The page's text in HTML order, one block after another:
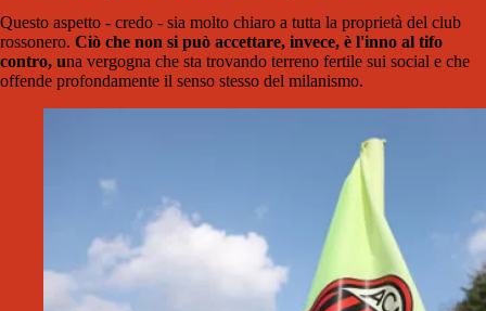
Questo aspetto - credo - sia molto chiaro a tutta la proprietà del club
rossonero. Ciò che non si può accettare, invece, è l'inno al tifo
contro, una vergogna che sta trovando terreno fertile sui social e che
offende profondamente il senso stesso del milanismo.